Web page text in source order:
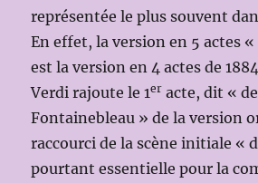
représentée le plus souvent
En effet, la version en 5 actes
est la version en 4 actes de
Verdi rajoute le 1er acte, dit « de
Fontainebleau » de la version
raccourci de la scène initiale «
pourtant essentielle pour la